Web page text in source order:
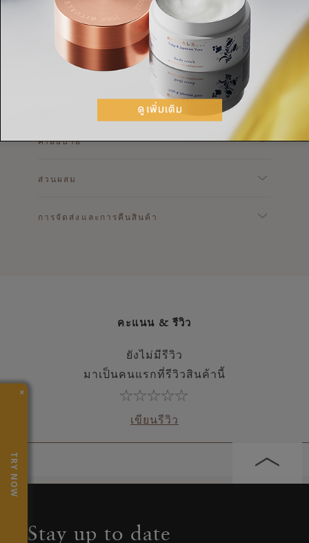
ใช้ผลิตภัณฑ์บนผิวที่ไม่เปียกน้ำ นวดอย่างเบามือจาก
ล่างขึ้นบน ล้างออกด้วยผ้าชุบน้ำอุ่นลูบเบาๆบริเวณ
ใบหน้าและคอ
คำอธิบาย
ส่วนผสม
การจัดส่งและการคืนสินค้า
คะแนน & รีวิว
ยังไม่มีรีวิว
มาเป็นคนแรกที่รีวิวสินค้านี้
เขียนรีวิว
×
TRY NOW
Stay up to date